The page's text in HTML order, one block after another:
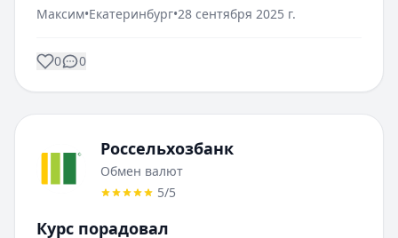
Максим•Екатеринбург•28 сентября 2025 г.
0 0
Россельхозбанк
Обмен валют
5/5
Курс порадовал